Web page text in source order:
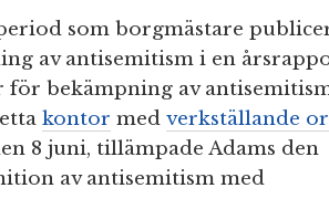
som borgmästare
av antisemitism i en
för bekämpning av
kontor med verkställande
8 juni, tillämpade Adams den
av antisemitism med